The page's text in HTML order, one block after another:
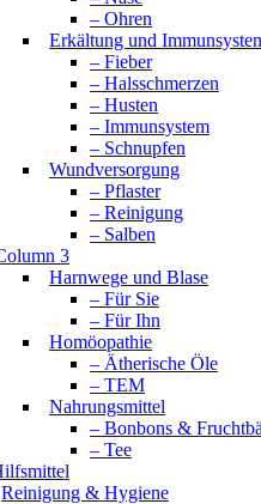
– Ohren
Erkältung und
– Fieber
– Halsschmerzen
– Husten
– Immunsystem
– Schnupfen
Wundversorgung
– Pflaster
– Reinigung
– Salben
3
Harnwege und Blase
– Für Sie
– Für Ihn
Homöopathie
– Ätherische Öle
– TEM
Nahrungsmittel
– Bonbons &
– Tee
Reinigung & Hygiene